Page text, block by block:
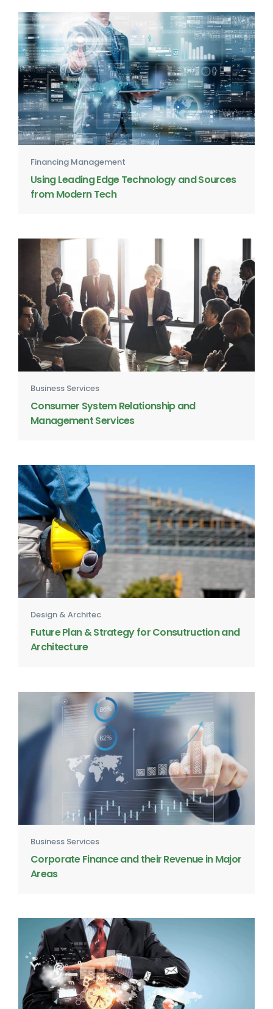
Financing Management
Using Leading Edge Technology and Sources
from Modern Tech
Business Services
Consumer System Relationship and
Management Services
Design & Architec
Future Plan & Strategy for Consutruction and
Architecture
Business Services
Corporate Finance and their Revenue in Major
Areas